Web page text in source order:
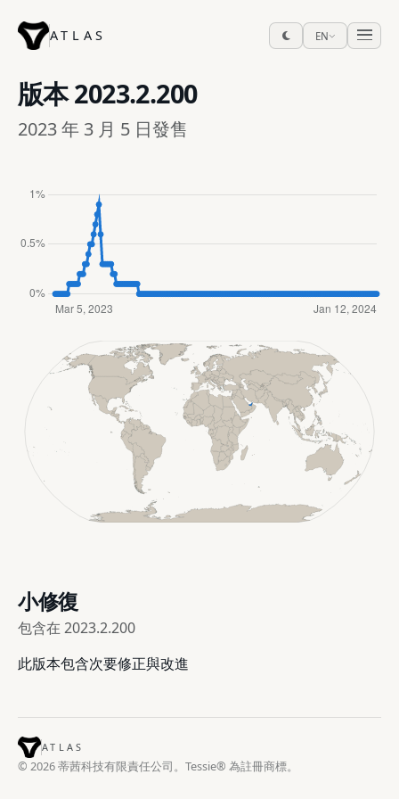
ATLAS EN
版本2023.2.200
2023 年 3 月 5 日發售
小修復
包含在 2023.2.200
此版本包含次要修正與改進
ATLAS
© 2026 蒂茜科技有限責任公司。Tessie® 為註冊商標。